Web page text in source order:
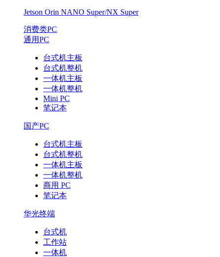
Jetson Orin NANO Super/NX Super
消费类PC
通用PC
台式机主板
台式机整机
一体机主板
一体机整机
Mini PC
笔记本
国产PC
台式机主板
台式机整机
一体机主板
一体机整机
商用 PC
笔记本
华光终端
台式机
工作站
一体机